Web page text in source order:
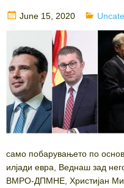
Posted
June 15, 2020
само побарувањето по
илјади евра, Веднаш зад
ВМРО-ДПМНЕ, Христијан